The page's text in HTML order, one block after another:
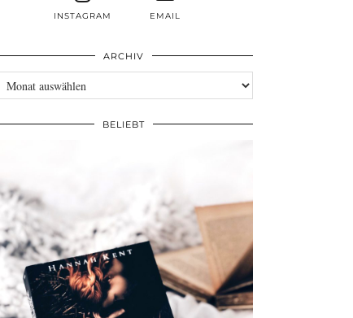
INSTAGRAM EMAIL
ARCHIV
Archiv
BELIEBT